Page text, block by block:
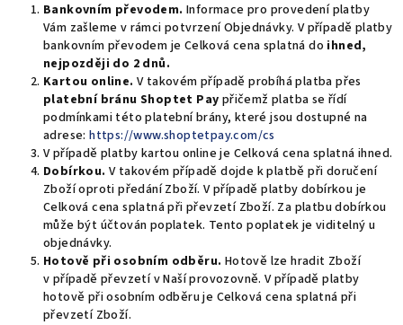
Bankovním převodem. Informace pro provedení platby
Vám zašleme v rámci potvrzení Objednávky. V případě platby
bankovním převodem je Celková cena splatná do ihned,
nejpozději do 2 dnů.
Kartou online. V takovém případě probíhá platba přes
platební bránu Shoptet Pay přičemž platba se řídí
podmínkami této platební brány, které jsou dostupné na
adrese:https://www.shoptetpay.com/cs
V případě platby kartou online je Celková cena splatná ihned.
Dobírkou. V takovém případě dojde k platbě při doručení
Zboží oproti předání Zboží. V případě platby dobírkou je
Celková cena splatná při převzetí Zboží. Za platbu dobírkou
může být účtován poplatek. Tento poplatek je viditelný u
objednávky.
Hotově při osobním odběru. Hotově lze hradit Zboží
v případě převzetí v Naší provozovně. V případě platby
hotově při osobním odběru je Celková cena splatná při
převzetí Zboží.